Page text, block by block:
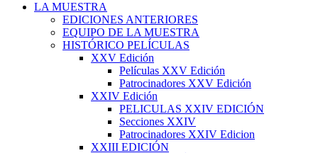
LA MUESTRA
EDICIONES ANTERIORES
EQUIPO DE LA MUESTRA
HISTÓRICO PELÍCULAS
XXV Edición
Películas XXV Edición
Patrocinadores XXV Edición
XXIV Edición
PELICULAS XXIV EDICIÓN
Secciones XXIV
Patrocinadores XXIV Edicion
XXIII EDICIÓN